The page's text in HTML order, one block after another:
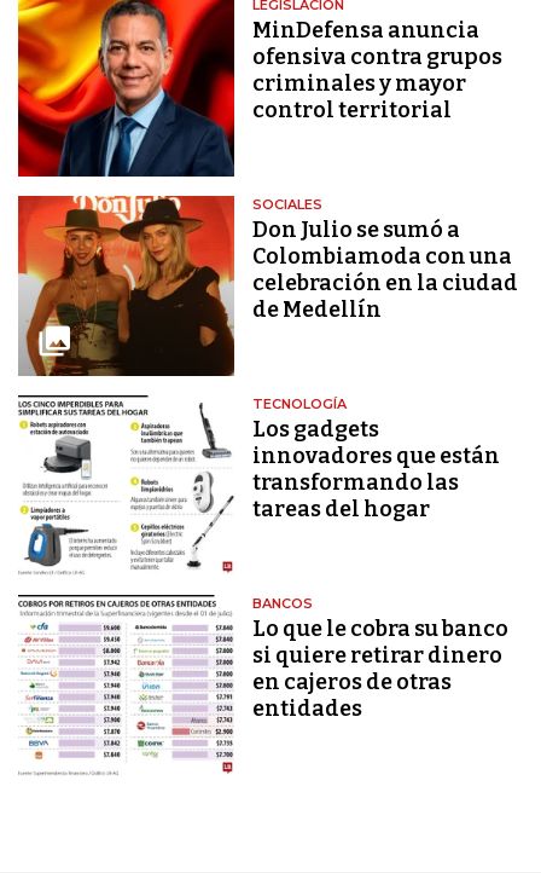
LEGISLACIÓN
MinDefensa anuncia
ofensiva contra grupos
criminales y mayor
control territorial
SOCIALES
Don Julio se sumó a
Colombiamoda con una
celebración en la ciudad
de Medellín
TECNOLOGÍA
Los gadgets
innovadores que están
transformando las
tareas del hogar
BANCOS
Lo que le cobra su banco
si quiere retirar dinero
en cajeros de otras
entidades